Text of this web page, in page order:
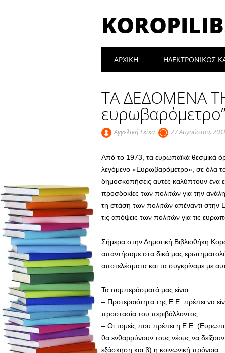
Main menu
ΑΡΧΙΚΉ ΗΛΕΚΤΡΟΝΙΚΟΣ
ΤΑ ΔΕΔΟΜΕΝΑ
ευρωβαρόμετρο”
Αγγελική Γκίκα 27 Αυγούστου,
Από το 1973, τα ευρωπαϊκά θεσμικά
λεγόμενο «Ευρωβαρόμετρο», σε όλα
δημοσκοπήσεις αυτές καλύπτουν ένα
προσδοκίες των πολιτών για την
τη στάση των πολιτών απέναντι
τις απόψεις των πολιτών για τις
Σήμερα στην Δημοτική Βιβλιοθήκη
απαντήσαμε στα δικά μας
αποτελέσματα και τα συγκρίναμε με
Τα συμπεράσματά μας είναι:
– Προτεραιότητα της Ε.Ε. πρέπει να
προστασία του περιβάλλοντος.
– Οι τομείς που πρέπει η Ε.Ε.
θα ενθαρρύνουν τους νέους να
εξάσκηση και β) η κοινωνική πρόνοια.